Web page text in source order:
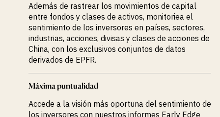
Además de rastrear los movimientos de capital
entre fondos y clases de activos, monitoriea el
sentimiento de los inversores en países, sectores,
industrias, acciones, divisas y clases de acciones de
China, con los exclusivos conjuntos de datos
derivados de EPFR.
Máxima puntualidad
Accede a la visión más oportuna del sentimiento de
los inversores con nuestros informes Early Edge